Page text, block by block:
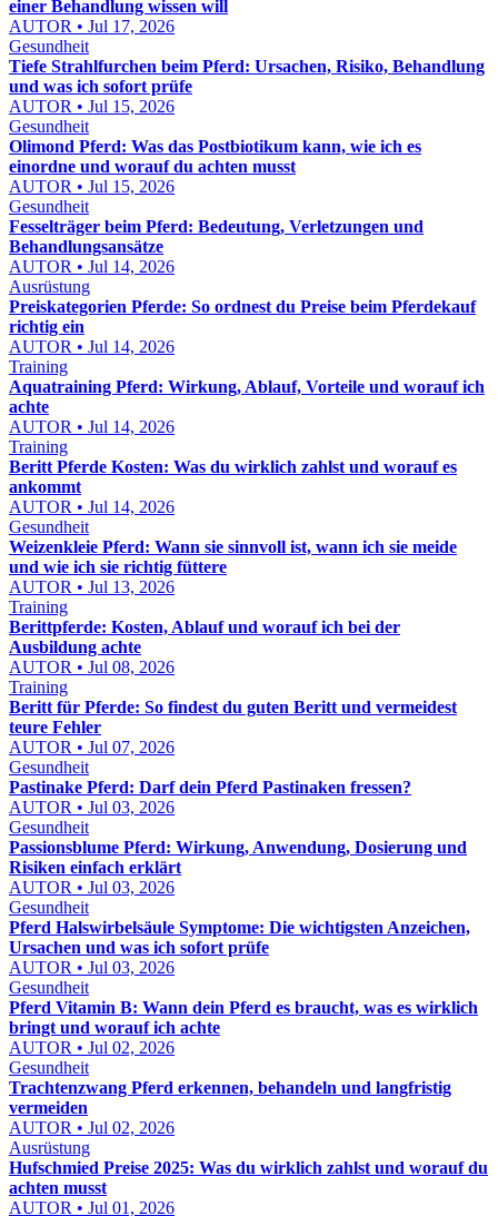
einer Behandlung wissen will
AUTOR • Jul 17, 2026
Gesundheit
Tiefe Strahlfurchen beim Pferd: Ursachen, Risiko, Behandlung
und was ich sofort prüfe
AUTOR • Jul 15, 2026
Gesundheit
Olimond Pferd: Was das Postbiotikum kann, wie ich es
einordne und worauf du achten musst
AUTOR • Jul 15, 2026
Gesundheit
Fesselträger beim Pferd: Bedeutung, Verletzungen und
Behandlungsansätze
AUTOR • Jul 14, 2026
Ausrüstung
Preiskategorien Pferde: So ordnest du Preise beim Pferdekauf
richtig ein
AUTOR • Jul 14, 2026
Training
Aquatraining Pferd: Wirkung, Ablauf, Vorteile und worauf ich
achte
AUTOR • Jul 14, 2026
Training
Beritt Pferde Kosten: Was du wirklich zahlst und worauf es
ankommt
AUTOR • Jul 14, 2026
Gesundheit
Weizenkleie Pferd: Wann sie sinnvoll ist, wann ich sie meide
und wie ich sie richtig füttere
AUTOR • Jul 13, 2026
Training
Berittpferde: Kosten, Ablauf und worauf ich bei der
Ausbildung achte
AUTOR • Jul 08, 2026
Training
Beritt für Pferde: So findest du guten Beritt und vermeidest
teure Fehler
AUTOR • Jul 07, 2026
Gesundheit
Pastinake Pferd: Darf dein Pferd Pastinaken fressen?
AUTOR • Jul 03, 2026
Gesundheit
Passionsblume Pferd: Wirkung, Anwendung, Dosierung und
Risiken einfach erklärt
AUTOR • Jul 03, 2026
Gesundheit
Pferd Halswirbelsäule Symptome: Die wichtigsten Anzeichen,
Ursachen und was ich sofort prüfe
AUTOR • Jul 03, 2026
Gesundheit
Pferd Vitamin B: Wann dein Pferd es braucht, was es wirklich
bringt und worauf ich achte
AUTOR • Jul 02, 2026
Gesundheit
Trachtenzwang Pferd erkennen, behandeln und langfristig
vermeiden
AUTOR • Jul 02, 2026
Ausrüstung
Hufschmied Preise 2025: Was du wirklich zahlst und worauf du
achten musst
AUTOR • Jul 01, 2026